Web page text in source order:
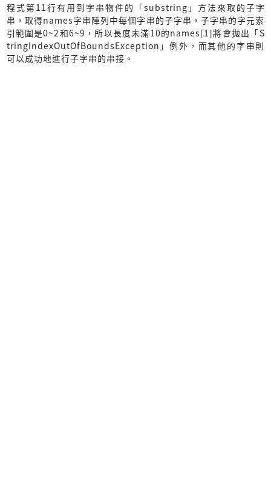
程式第11行有用到字串物件的「substring」方法來取的子字
串，取得names字串陣列中每個字串的子字串，子字串的字元索
引範圍是0~2和6~9，所以長度未滿10的names[1]將會拋出「S
tringIndexOutOfBoundsException」例外，而其他的字串則
可以成功地進行子字串的串接。